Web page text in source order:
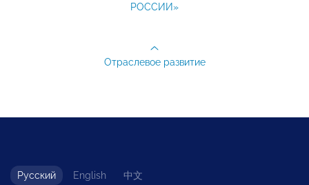
РОССИИ»
Отраслевое развитие
Русский English 中文